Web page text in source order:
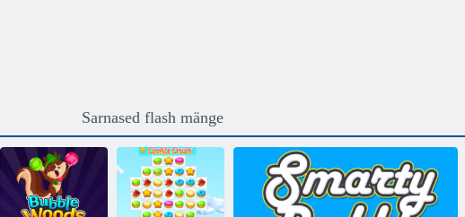
Sarnased flash mänge